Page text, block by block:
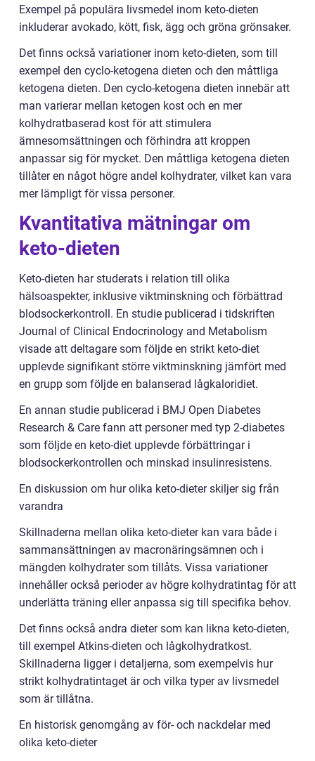
Exempel på populära livsmedel inom keto-dieten
inkluderar avokado, kött, fisk, ägg och gröna grönsaker.
Det finns också variationer inom keto-dieten, som till
exempel den cyclo-ketogena dieten och den måttliga
ketogena dieten. Den cyclo-ketogena dieten innebär att
man varierar mellan ketogen kost och en mer
kolhydratbaserad kost för att stimulera
ämnesomsättningen och förhindra att kroppen
anpassar sig för mycket. Den måttliga ketogena dieten
tillåter en något högre andel kolhydrater, vilket kan vara
mer lämpligt för vissa personer.
Kvantitativa mätningar om
keto-dieten
Keto-dieten har studerats i relation till olika
hälsoaspekter, inklusive viktminskning och förbättrad
blodsockerkontroll. En studie publicerad i tidskriften
Journal of Clinical Endocrinology and Metabolism
visade att deltagare som följde en strikt keto-diet
upplevde signifikant större viktminskning jämfört med
en grupp som följde en balanserad lågkaloridiet.
En annan studie publicerad i BMJ Open Diabetes
Research & Care fann att personer med typ 2-diabetes
som följde en keto-diet upplevde förbättringar i
blodsockerkontrollen och minskad insulinresistens.
En diskussion om hur olika keto-dieter skiljer sig från
varandra
Skillnaderna mellan olika keto-dieter kan vara både i
sammansättningen av macronäringsämnen och i
mängden kolhydrater som tillåts. Vissa variationer
innehåller också perioder av högre kolhydratintag för att
underlätta träning eller anpassa sig till specifika behov.
Det finns också andra dieter som kan likna keto-dieten,
till exempel Atkins-dieten och lågkolhydratkost.
Skillnaderna ligger i detaljerna, som exempelvis hur
strikt kolhydratintaget är och vilka typer av livsmedel
som är tillåtna.
En historisk genomgång av för- och nackdelar med
olika keto-dieter